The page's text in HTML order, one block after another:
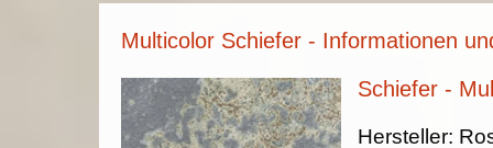
Multicolor Schiefer - Informationen
Schiefer -
Hersteller: